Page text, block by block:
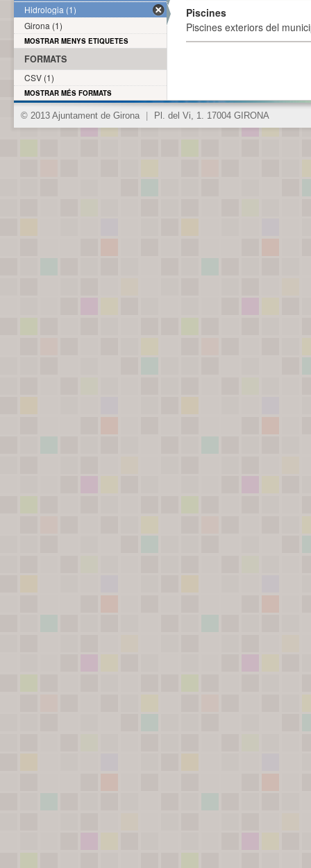
Piscines
Piscines exteriors del
Hidrologia (1)
Girona (1)
MOSTRAR MENYS ETIQUETES
FORMATS
CSV (1)
MOSTRAR MÉS FORMATS
© 2013 Ajuntament de Girona Pl. del Vi, 1. 17004 GIRONA